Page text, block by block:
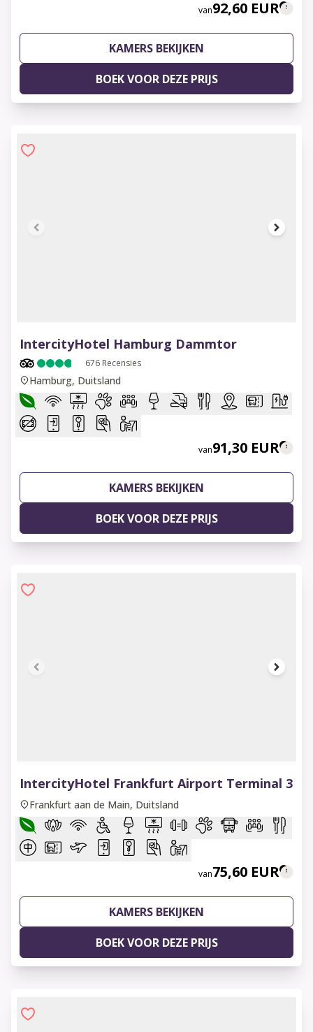
van92,60 EUR
KAMERS BEKIJKEN
BOEK VOOR DEZE PRIJS
IntercityHotel Hamburg Dammtor
676 Recensies
Hamburg, Duitsland
van91,30 EUR
KAMERS BEKIJKEN
BOEK VOOR DEZE PRIJS
IntercityHotel Frankfurt Airport Terminal 3
Frankfurt aan de Main, Duitsland
van75,60 EUR
KAMERS BEKIJKEN
BOEK VOOR DEZE PRIJS